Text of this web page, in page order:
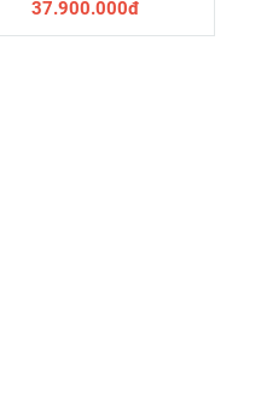
37.900.000đ